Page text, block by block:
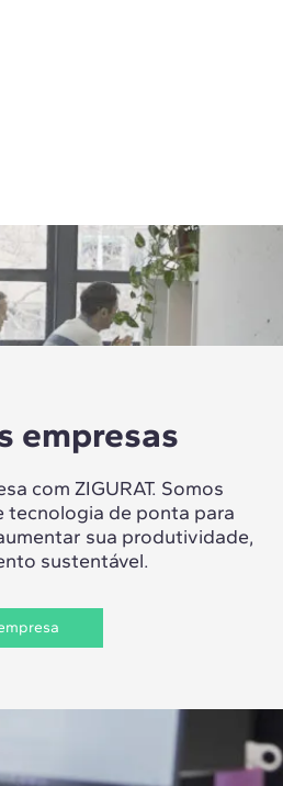
empresas
com ZIGURAT. Somos
tecnologia de ponta para
sua produtividade,
sustentável.